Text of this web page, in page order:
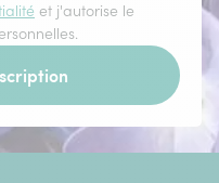
et j'autorise le